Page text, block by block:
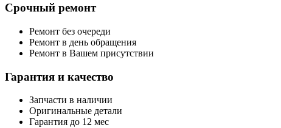
Срочный ремонт
Ремонт без очереди
Ремонт в день обращения
Ремонт в Вашем присутствии
Гарантия и качество
Запчасти в наличии
Оригинальные детали
Гарантия до 12 мес